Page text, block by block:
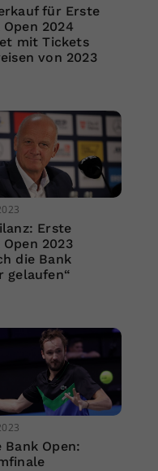
für Erste
Open 2024
mit Tickets
von 2023
Erste
Open 2023
die Bank
gelaufen“
Bank Open: